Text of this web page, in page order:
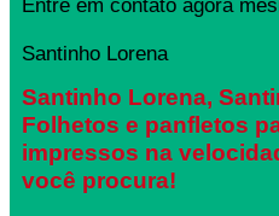
Entre em contato agora
Santinho Lorena
Santinho Lorena,
Folhetos e panfletos
impressos na
você procura!